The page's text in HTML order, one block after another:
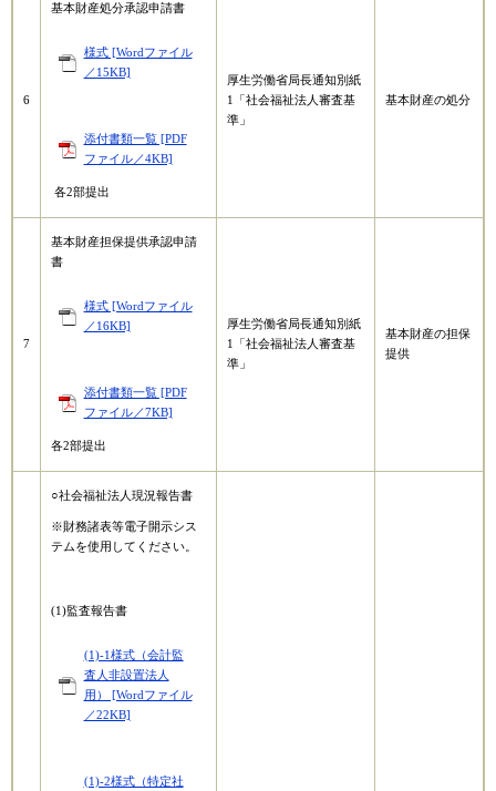
6
基本財産処分承認申請書
様式 [Wordファイル
／15KB]
添付書類一覧 [PDF
ファイル／4KB]
各2部提出
厚生労働省局長通知別紙
1「社会福祉法人審査基
準」
基本財産の処分
7
基本財産担保提供承認申請
書
様式 [Wordファイル
／16KB]
添付書類一覧 [PDF
ファイル／7KB]
各2部提出
厚生労働省局長通知別紙
1「社会福祉法人審査基
準」
基本財産の担保
提供
○社会福祉法人現況報告書
※財務諸表等電子開示シス
テムを使用してください。
(1)監査報告書
(1)-1様式（会計監
査人非設置法人
用） [Wordファイル
／22KB]
(1)-2様式（特定社